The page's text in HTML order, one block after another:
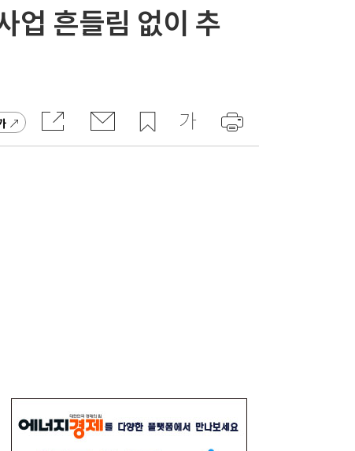
업 흔들림 없이 추
16:47
‘북극항로 선구자’ 김태유 교수, 대통령 직속
규제합리화위 부위원장 위촉